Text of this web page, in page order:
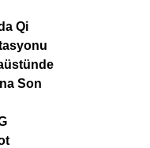
Qi
Son